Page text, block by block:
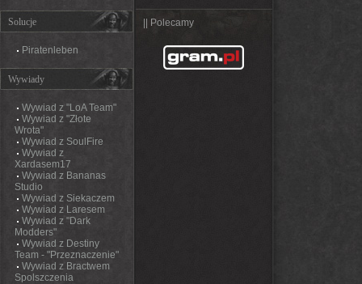
Solucje
Piratenleben
Wywiady
Wywiad z "LoA Team"
Wywiad z "Złote
Wrota"
Wywiad z SoulFire
Wywiad z
Xardasem17
Wywiad z Bananas
Studio
Wywiad z Siekaczem
Wywiad z Laresem
Wywiad z "Dark
Modders"
Wywiad z Destiny
Team - "Przeznaczenie"
Wywiad z Bractwem
Spolszczenia
|| Polecamy